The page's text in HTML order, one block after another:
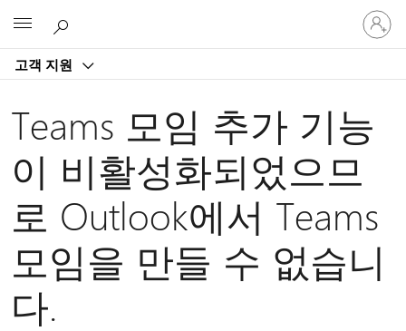
고객 지원
귀
하
계
그
인
Teams 모임 추가 기능
이 비활성화되었으므
로 Outlook에서 Teams
모임을 만들 수 없습니
다.